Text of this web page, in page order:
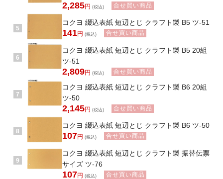
2,285円 (税込) 合せ買い商品
5
コクヨ 綴込表紙 短辺とじ クラフト製 B5 ツ-51
141円 (税込) 合せ買い商品
6
コクヨ 綴込表紙 短辺とじ クラフト製 B5 20組
ツ-51
2,809円 (税込) 合せ買い商品
7
コクヨ 綴込表紙 短辺とじ クラフト製 B6 20組
ツ-50
2,145円 (税込) 合せ買い商品
8
コクヨ 綴込表紙 短辺とじ クラフト製 B6 ツ-50
107円 (税込) 合せ買い商品
9
コクヨ 綴込表紙 短辺とじ クラフト製 振替伝票
サイズ ツ-76
107円 (税込) 合せ買い商品